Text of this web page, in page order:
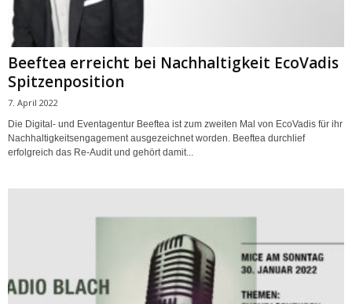
Beeftea erreicht bei Nachhaltigkeit EcoVadis
Spitzenposition
7. April 2022
Die Digital- und Eventagentur Beeftea ist zum zweiten Mal von EcoVadis für ihr
Nachhaltigkeitsengagement ausgezeichnet worden. Beeftea durchlief
erfolgreich das Re-Audit und gehört damit...